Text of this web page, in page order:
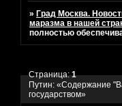
» Град Москва.
маразма в нашей
полностью
Путин: «Содержание
государством»
Страница:1